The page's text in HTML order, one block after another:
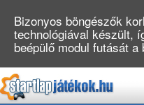
Bizonyos böngészők
technológiával készült,
beépülő modul futását a